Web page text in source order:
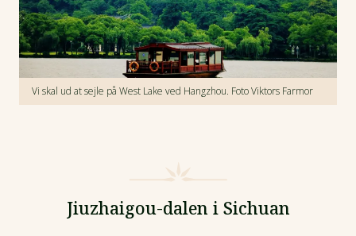
Vi skal ud at sejle på West Lake ved Hangzhou. Foto Viktors Farmor
Jiuzhaigou-dalen i Sichuan